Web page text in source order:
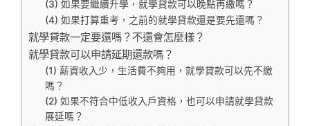
(3) 如果要繼續升學，就學貸款可以晚點再繳嗎？
(4) 如果打算重考，之前的就學貸款還是要先還嗎？
就學貸款一定要還嗎？不還會怎麼樣？
就學貸款可以申請延期還款嗎？
(1) 薪資收入少，生活費不夠用，就學貸款可以先不繳
嗎？
(2) 如果不符合中低收入戶資格，也可以申請就學貸款
展延嗎？